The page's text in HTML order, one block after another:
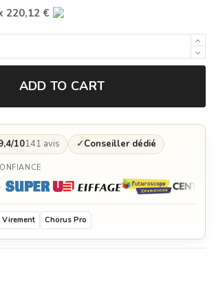
220,12 €
ADD TO CART
10141 avis ✓Conseiller dédié
Virement Chorus Pro